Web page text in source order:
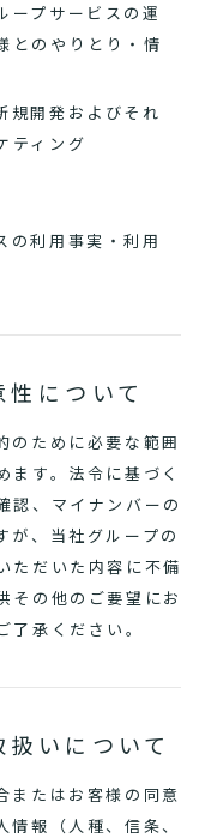
ープサービスの運
とのやりとり・情
規開発およびそれ
ティング
の利用事実・利用
について
のために必要な範囲
ます。法令に基づく
認、マイナンバーの
が、当社グループの
ただいた内容に不備
その他のご要望にお
承ください。
いについて
またはお客様の同意
報（人種、信条、